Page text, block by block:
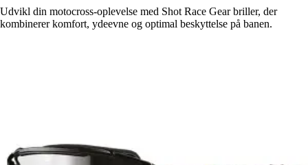
Udvikl din motocross-oplevelse med Shot Race Gear briller, der
kombinerer komfort, ydeevne og optimal beskyttelse på banen.